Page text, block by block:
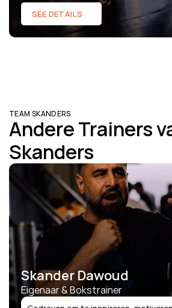
SEE DETAILS
TEAM SKANDERS
Andere Trainers
Skanders
Skander Dawoud
Eigenaar & Bokstrainer